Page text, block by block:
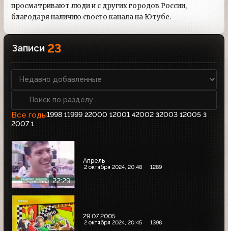
просматривают люди и с других городов России,
благодаря наличию своего канала на Ютубе.
Записи 23
Все годы1998 11999 22000 12001 42002 32003 12005 3
2007 1
22:29
Апрель
2 октября 2024, 20:48 1289
29.07.2005
2 октября 2024, 20:45 1398